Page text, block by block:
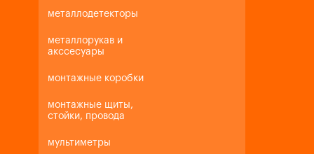
металлодетекторы
металлорукав и
акссесуары
монтажные коробки
монтажные щиты,
стойки, провода
мультиметры